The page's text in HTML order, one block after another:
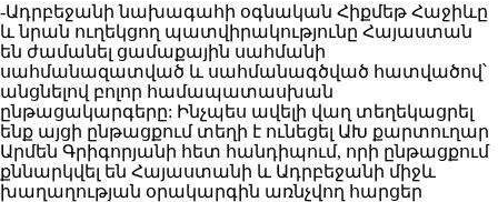
-Ադրբեջանի նախագահի օգնական Հիքմեթ Հաջիևը
և նրան ուղեկցող պատվիրակությունը Հայաստան
են ժամանել ցամաքային սահմանի
սահմանազատված և սահմանագծված հատվածով՝
անցնելով բոլոր համապատասխան
ընթացակարգերը: Ինչպես ավելի վաղ տեղեկացրել
ենք այցի ընթացքում տեղի է ունեցել ԱԽ քարտուղար
Արմեն Գրիգորյանի հետ հանդիպում, որի ընթացքում
քննարկվել են Հայաստանի և Ադրբեջանի միջև
խաղաղության օրակարգին առնչվող հարցեր